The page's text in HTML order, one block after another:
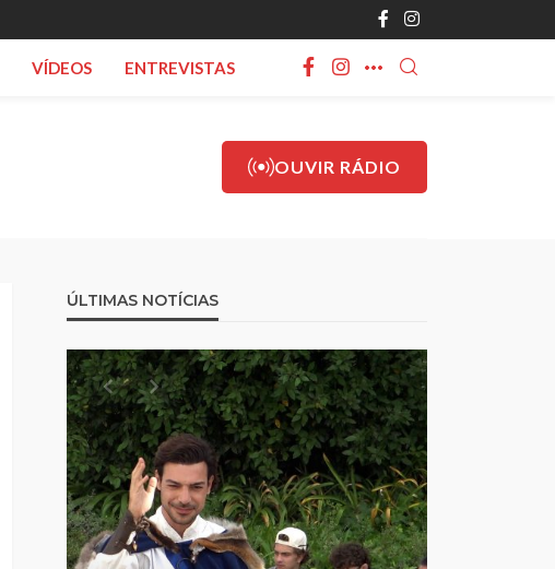
VÍDEOS ENTREVISTAS
OUVIR RÁDIO
ÚLTIMAS NOTÍCIAS